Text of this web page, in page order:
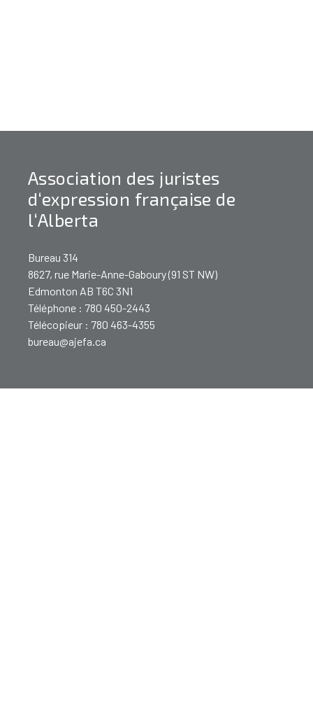
Association des juristes
d‘expression française de
l‘Alberta
Bureau 314
8627, rue Marie-Anne-Gaboury (91 ST NW)
Edmonton AB T6C 3N1
Téléphone : 780 450-2443
Télécopieur : 780 463-4355
bureau@ajefa.ca